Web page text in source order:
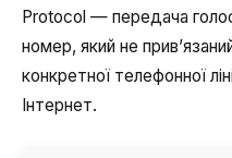
Телефонна
Viber-розсилки
Protocol — передача
номер, який не
конкретної телефонної
Інтернет.